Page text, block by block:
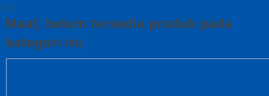
Maaf, belum tersedia produk pada
kategori ini.